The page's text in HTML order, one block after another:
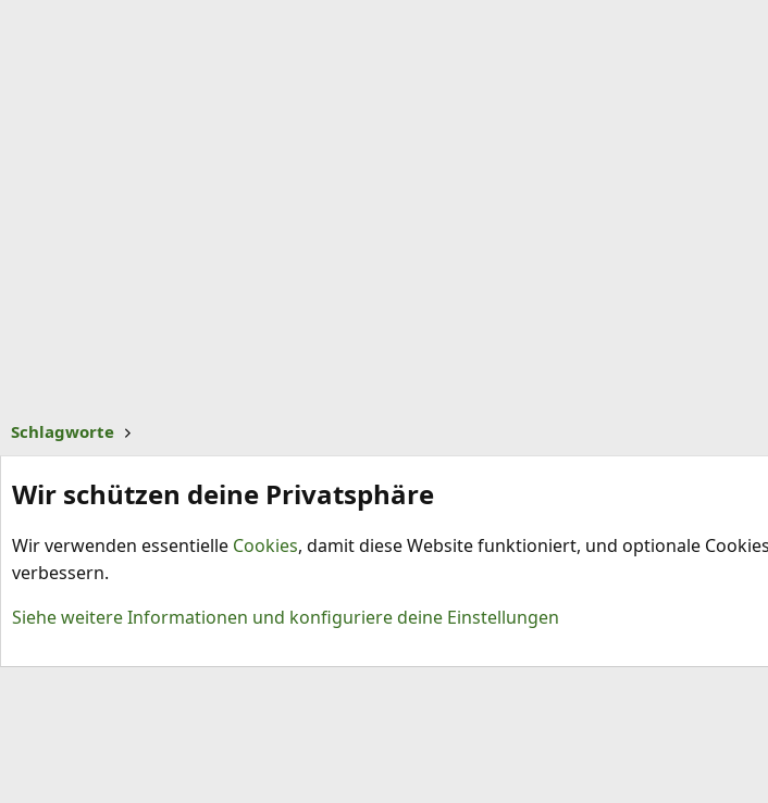
Schlagworte
Wir schützen deine Privatsphäre
Wir verwenden essentielle Cookies, damit diese Website funktioniert, und optionale
verbessern.
Siehe weitere Informationen und konfiguriere deine Einstellungen